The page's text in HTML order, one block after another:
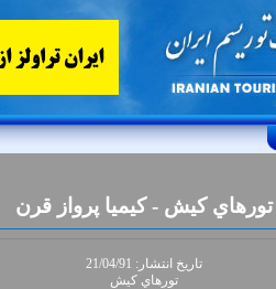
تورهاي کيش - کيميا پرواز قرن
تاريخ انتشار: 21/04/91
تورهاي کيش